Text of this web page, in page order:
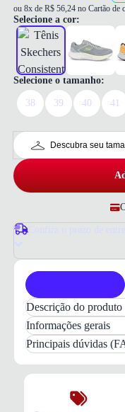
ou 8x de R$ 56,24 no Cartão de
Selecione a cor:
Selecione o tamanho:
38 39 40 41
Descubra seu
Confira o prazo de
Descrição do produto
Tênis Skechers
Leveza para
Masculino Preto,
caminhadas.
performance
,
Informações gerais
Principais dúvidas